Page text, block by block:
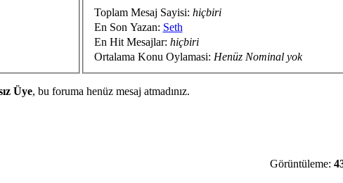
Toplam Mesaj Sayisi: hiçbiri
En Son Yazan: Seth
En Hit Mesajlar: hiçbiri
Ortalama Konu Oylamasi: Henüz Nominal yok
Üye, bu foruma henüz mesaj atmadınız.
Görüntüleme: